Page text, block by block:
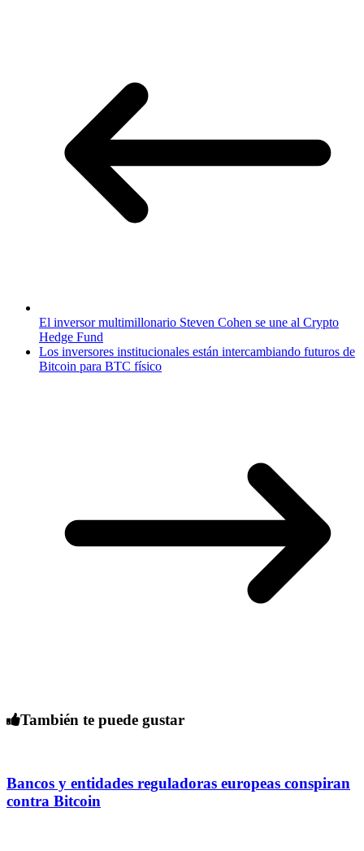
El inversor multimillonario Steven Cohen se une al Crypto
Hedge Fund
Los inversores institucionales están intercambiando futuros de
Bitcoin para BTC físico
También te puede gustar
Bancos y entidades reguladoras europeas conspiran
contra Bitcoin